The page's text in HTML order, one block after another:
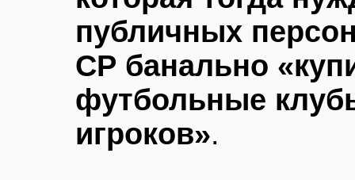
публичных
СР банально
футбольные
игроков».